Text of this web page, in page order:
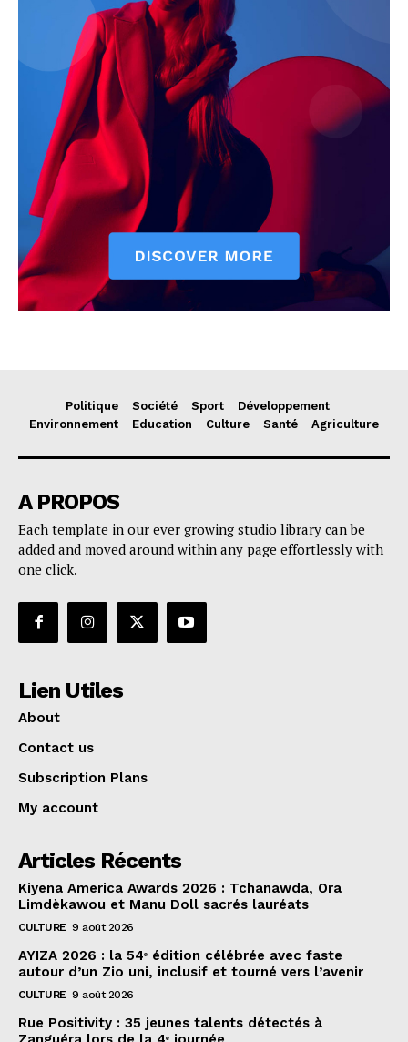
Politique Société Sport
Développement
Environnement
Education Culture Santé Agriculture
A PROPOS
Each template in our ever growing studio library can be
added and moved around within any page effortlessly with
one click.
Lien Utiles
About
Contact us
Subscription Plans
My account
Articles Récents
Kiyena America Awards 2026 : Tchanawda, Ora
Limdèkawou et Manu Doll sacrés lauréats
CULTURE 9 août 2026
AYIZA 2026 : la 54ᵉ édition célébrée avec faste
autour d’un Zio uni, inclusif et tourné vers l’avenir
CULTURE 9 août 2026
Rue Positivity : 35 jeunes talents détectés à